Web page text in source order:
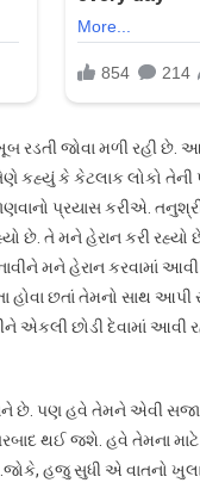
જોવા મળી રહી છે. આ
કે કેટલાક લોકો તેની
પ્રયાસ કરીએ.
રહ્યો છે. તે મને હેરાન
મને હેરાન કરવામાં
હોવા છતાં તેમનો સાથ
એકલી છોડી દેવામાં
છે. પણ હવે તેમને એવી
થઈ જશે. હવે તેમના
હજુ સુધી એ વાતનો